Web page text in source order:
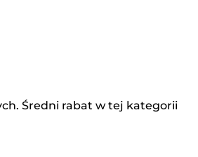
Średni rabat w tej kategorii